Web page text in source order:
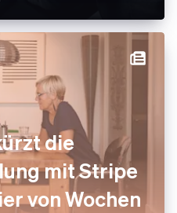
die
mit Stripe
von Wochen